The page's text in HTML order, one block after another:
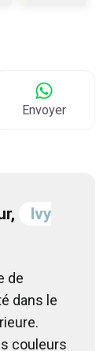
Envoyer
Ivy
de
dans le
couleurs